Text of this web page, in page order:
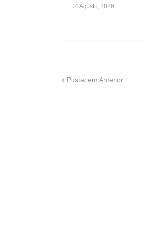
04 Agosto, 2026
Postagem Anterior